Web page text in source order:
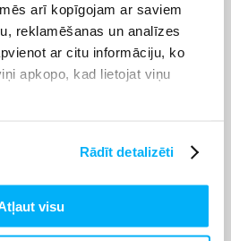
arī kopīgojam ar saviem
reklamēšanas un analīzes
ar citu informāciju, ko
apkopo, kad lietojat viņu
Rādīt detalizēti
visu